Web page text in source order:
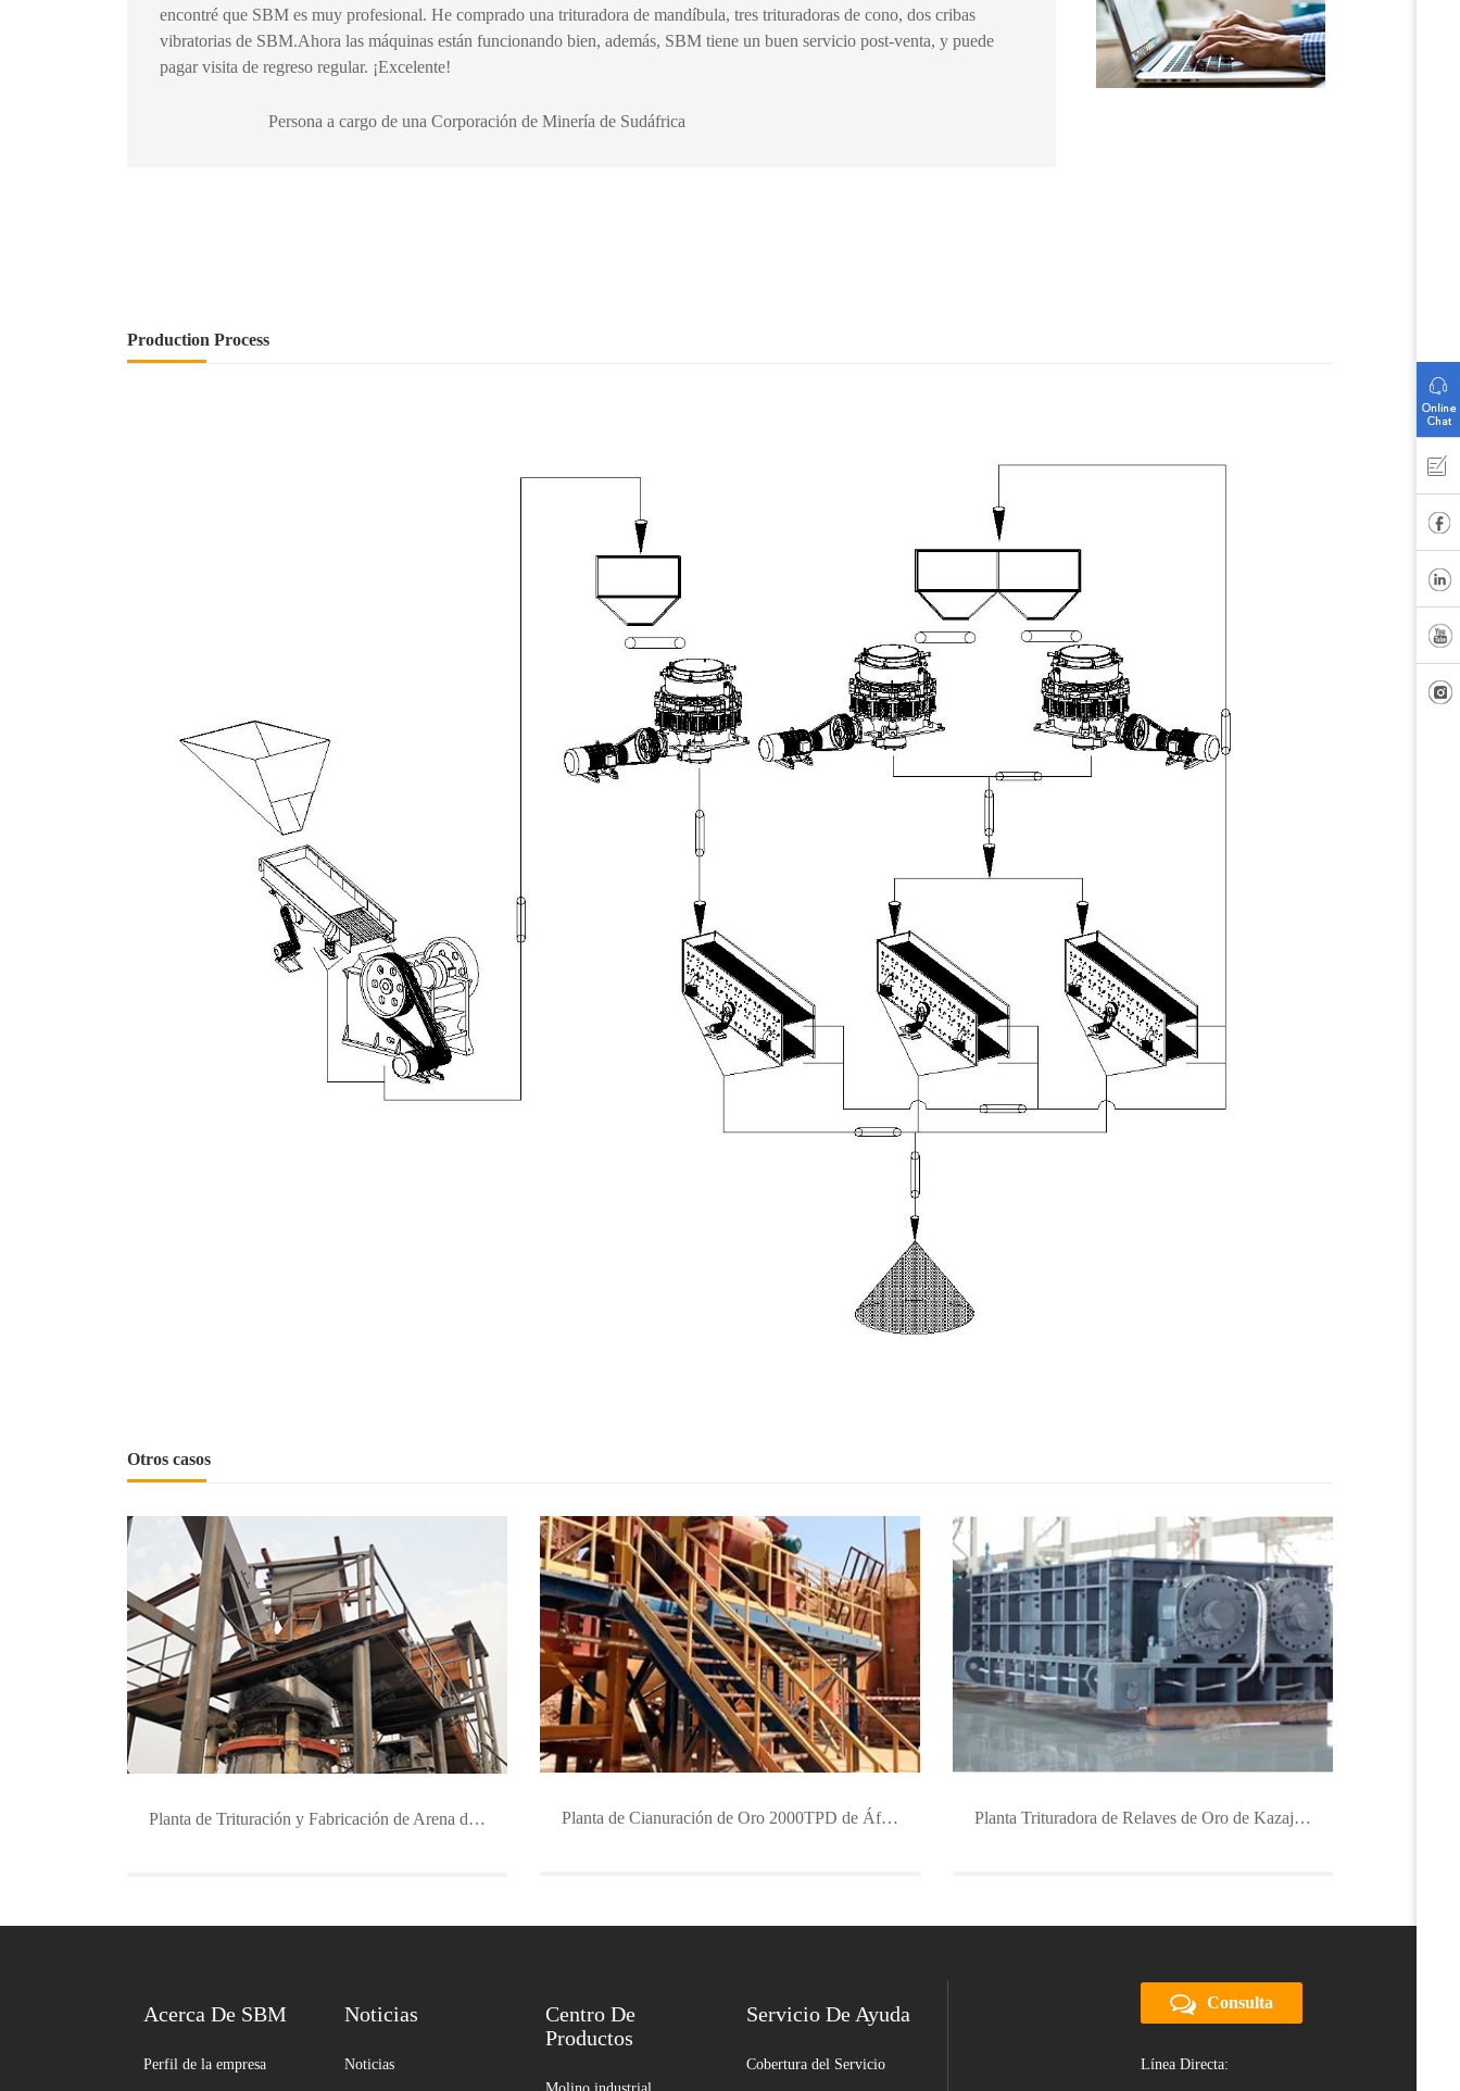
encontré que SBM es muy profesional. He comprado una trituradora de mandíbula, tres trituradoras de cono, dos cribas
vibratorias de SBM.Ahora las máquinas están funcionando bien, además, SBM tiene un buen servicio post-venta, y puede
pagar visita de regreso regular. ¡Excelente!
Persona a cargo de una Corporación de Minería de Sudáfrica
Production Process
Otros casos
Planta de Trituración y Fabricación de Arena de Feldespato de 300 TPH Planta de Cianuración de Oro 2000TPD de África Occident Planta Trituradora de Relaves de Oro de Kazajstán 450TPH
Acerca De SBM
Perfil de la empresa
Noticias
Noticias
Centro De
Productos
Servicio De Ayuda
Cobertura del Servicio
Consulta
Línea Directa: